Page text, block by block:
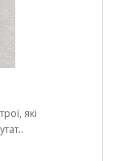
які